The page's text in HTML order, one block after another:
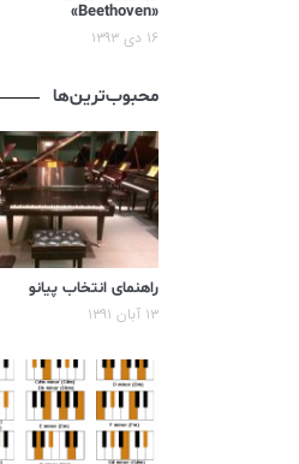
«Beethoven»
۱۶ دی ۱۳۹۳
محبوب‌ترین‌ها
راهنمای انتخاب پیانو
۱۳ آبان ۱۳۹۱